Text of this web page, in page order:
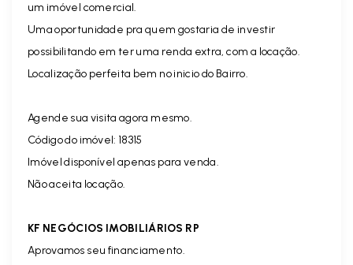
um imóvel comercial.
Uma oportunidade pra quem gostaria de investir
possibilitando em ter uma renda extra, com a locação.
Localização perfeita bem no inicio do Bairro.
Agende sua visita agora mesmo.
Código do imóvel: 18315
Imóvel disponível apenas para venda.
Não aceita locação.
KF NEGÓCIOS IMOBILIÁRIOS RP
Aprovamos seu financiamento.